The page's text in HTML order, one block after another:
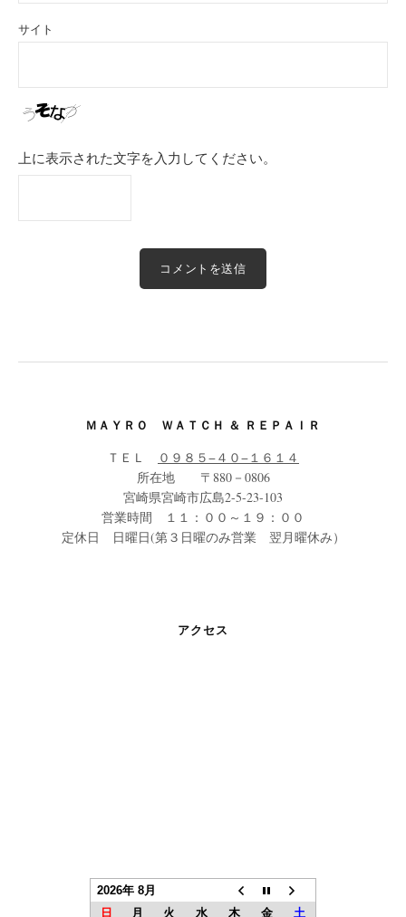
サイト
上に表示された文字を入力してください。
ＭＡＹＲＯ ＷＡＴＣＨ ＆ ＲＥＰＡＩＲ
ＴＥＬ
０９８５−４０−１６１４
所在地 〒880－0806
宮崎県宮崎市広島2-5-23-103
営業時間 １１：００～１９：００
定休日 日曜日(第３日曜のみ営業 翌月曜休み）
アクセス
2026年 8月
日
月 火 水 木 金 土